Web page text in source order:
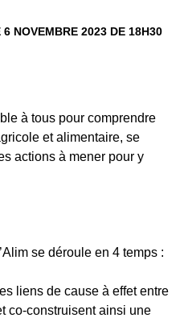
6 NOVEMBRE 2023 DE 18H30
à tous pour comprendre
et alimentaire, se
actions à mener pour y
se déroule en 4 temps :
liens de cause à effet entre
co-construisent ainsi une